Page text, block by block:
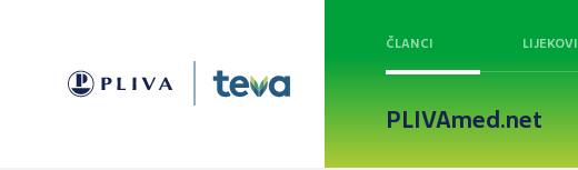
ČLANCI LIJEKOVI
PLIVAmed.net